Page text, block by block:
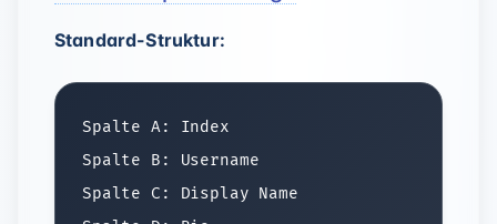
Standard-Struktur:
Spalte A: Index
Spalte B: Username
Spalte C: Display Name